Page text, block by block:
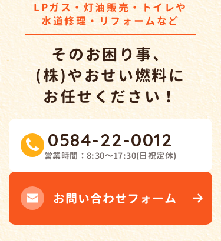
LPガス・灯油販売・トイレや
水道修理・リフォームなど
そのお困り事、
(株)やおせい燃料に
お任せください！
0584-22-0012
営業時間： 8:30～17:30(日祝定休)
お問い合わせフォーム